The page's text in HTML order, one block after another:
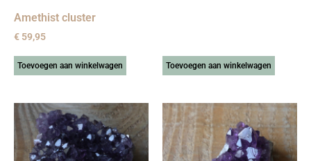
Amethist cluster
€ 59,95
Toevoegen aan winkelwagen Toevoegen aan winkelwagen